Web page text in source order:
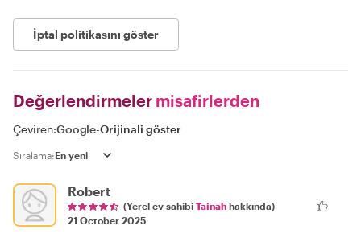
İptal politikasını göster
Değerlendirmeler misafirlerden
Çeviren:Google-Orijinali göster
Sıralama:
Robert
(Yerel ev sahibi Tainah hakkında)
21 October 2025